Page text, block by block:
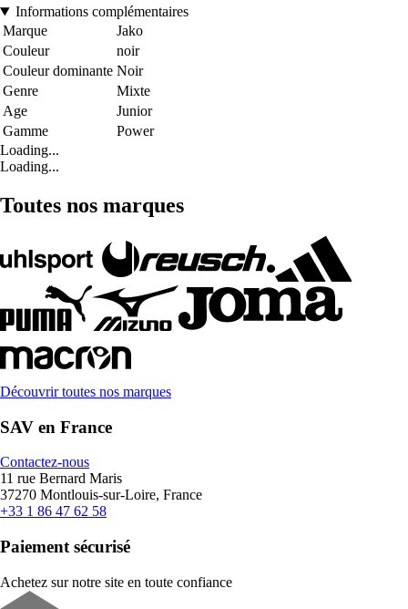
Informations complémentaires
Marque
Jako
Couleur
noir
Couleur dominante Noir
Genre
Mixte
Age
Junior
Gamme
Power
Loading...
Loading...
Toutes nos marques
Découvrir toutes nos marques
SAV en France
Contactez-nous
11 rue Bernard Maris
37270 Montlouis-sur-Loire, France
+33 1 86 47 62 58
Paiement sécurisé
Achetez sur notre site en toute confiance